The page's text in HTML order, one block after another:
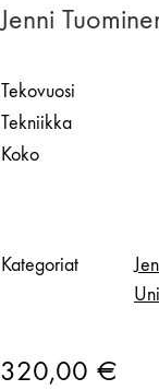
Jenni
Tekovuosi
Tekniikka
Koko
Kategoriat
320,00 €